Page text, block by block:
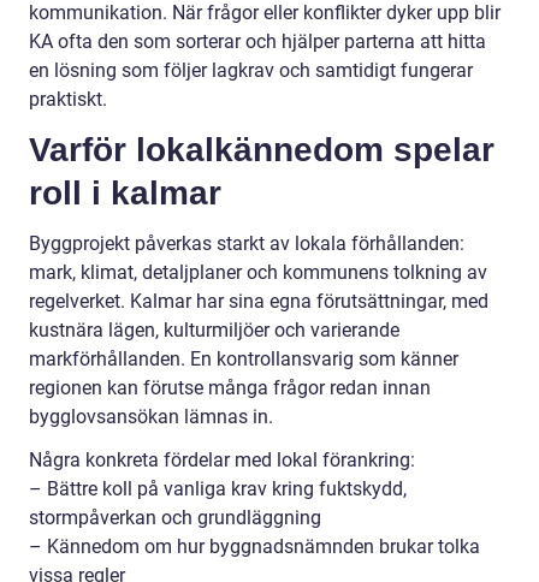
kommunikation. När frågor eller konflikter dyker upp blir
KA ofta den som sorterar och hjälper parterna att hitta
en lösning som följer lagkrav och samtidigt fungerar
praktiskt.
Varför lokalkännedom spelar
roll i kalmar
Byggprojekt påverkas starkt av lokala förhållanden:
mark, klimat, detaljplaner och kommunens tolkning av
regelverket. Kalmar har sina egna förutsättningar, med
kustnära lägen, kulturmiljöer och varierande
markförhållanden. En kontrollansvarig som känner
regionen kan förutse många frågor redan innan
bygglovsansökan lämnas in.
Några konkreta fördelar med lokal förankring:
– Bättre koll på vanliga krav kring fuktskydd,
stormpåverkan och grundläggning
– Kännedom om hur byggnadsnämnden brukar tolka
vissa regler